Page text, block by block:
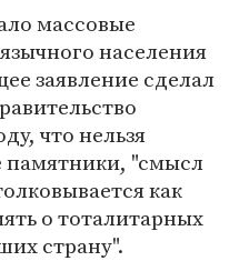
массовые
населения
заявление сделал
что нельзя
памятники, "смысл
как
о тоталитарных
страну".